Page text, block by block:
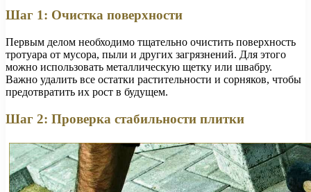
Шаг 1: Очистка поверхности
Первым делом необходимо тщательно очистить поверхность
тротуара от мусора, пыли и других загрязнений. Для этого
можно использовать металлическую щетку или швабру.
Важно удалить все остатки растительности и сорняков, чтобы
предотвратить их рост в будущем.
Шаг 2: Проверка стабильности плитки